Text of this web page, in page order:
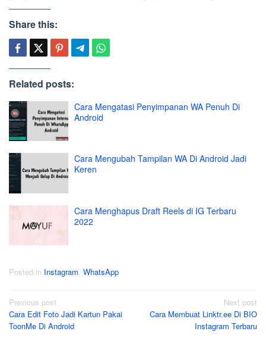
Share this:
Related posts:
Cara Mengatasi Penyimpanan WA Penuh Di
Android
Cara Mengubah Tampilan WA Di Android Jadi
Keren
Cara Menghapus Draft Reels di IG Terbaru
2022
Posted in Instagram, WhatsApp
Post
navigation
Previous post
Cara Edit Foto Jadi Kartun Pakai
ToonMe Di Android
Next post
Cara Membuat Linktr.ee Di BIO
Instagram Terbaru